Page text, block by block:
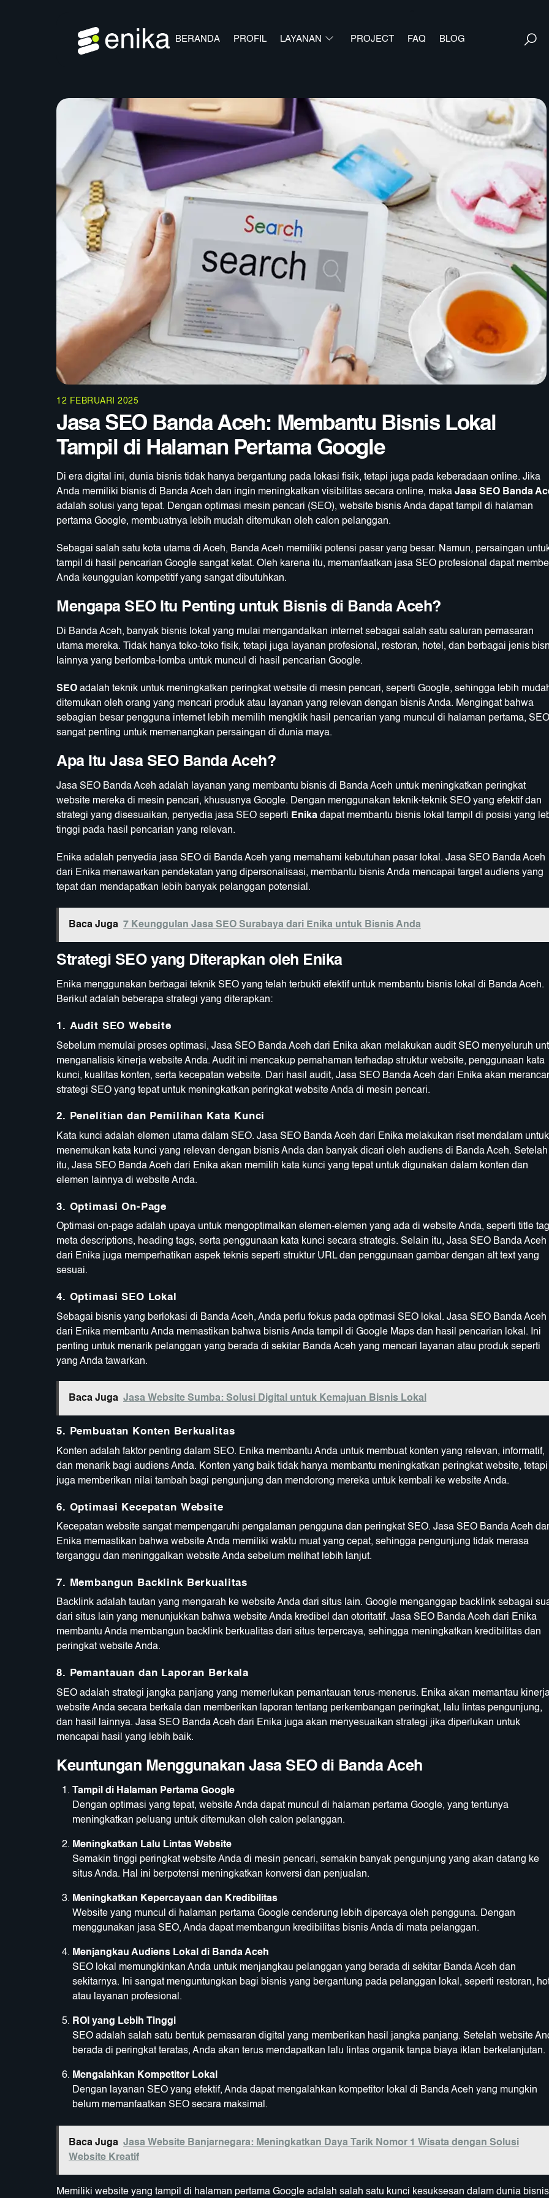
BERANDA PROFIL LAYANAN PROJECT FAQ BLOG
12 FEBRUARI 2025
Jasa SEO Banda Aceh: Membantu Bisnis Lokal
Tampil di Halaman Pertama Google
Di era digital ini, dunia bisnis tidak hanya bergantung pada lokasi fisik, tetapi juga pada keberadaan online. Jika
Anda memiliki bisnis di Banda Aceh dan ingin meningkatkan visibilitas secara online, maka Jasa SEO Banda
adalah solusi yang tepat. Dengan optimasi mesin pencari (SEO), website bisnis Anda dapat tampil di halaman
pertama Google, membuatnya lebih mudah ditemukan oleh calon pelanggan.
Sebagai salah satu kota utama di Aceh, Banda Aceh memiliki potensi pasar yang besar. Namun, persaingan
tampil di hasil pencarian Google sangat ketat. Oleh karena itu, memanfaatkan jasa SEO profesional dapat
Anda keunggulan kompetitif yang sangat dibutuhkan.
Mengapa SEO Itu Penting untuk Bisnis di Banda Aceh?
Di Banda Aceh, banyak bisnis lokal yang mulai mengandalkan internet sebagai salah satu saluran pemasaran
utama mereka. Tidak hanya toko-toko fisik, tetapi juga layanan profesional, restoran, hotel, dan berbagai jenis
lainnya yang berlomba-lomba untuk muncul di hasil pencarian Google.
SEO adalah teknik untuk meningkatkan peringkat website di mesin pencari, seperti Google, sehingga lebih
ditemukan oleh orang yang mencari produk atau layanan yang relevan dengan bisnis Anda. Mengingat bahwa
sebagian besar pengguna internet lebih memilih mengklik hasil pencarian yang muncul di halaman pertama, SEO
sangat penting untuk memenangkan persaingan di dunia maya.
Apa Itu Jasa SEO Banda Aceh?
Jasa SEO Banda Aceh adalah layanan yang membantu bisnis di Banda Aceh untuk meningkatkan peringkat
website mereka di mesin pencari, khususnya Google. Dengan menggunakan teknik-teknik SEO yang efektif dan
strategi yang disesuaikan, penyedia jasa SEO seperti Enika dapat membantu bisnis lokal tampil di posisi yang
tinggi pada hasil pencarian yang relevan.
Enika adalah penyedia jasa SEO di Banda Aceh yang memahami kebutuhan pasar lokal. Jasa SEO Banda Aceh
dari Enika menawarkan pendekatan yang dipersonalisasi, membantu bisnis Anda mencapai target audiens yang
tepat dan mendapatkan lebih banyak pelanggan potensial.
Baca Juga 7 Keunggulan Jasa SEO Surabaya dari Enika untuk Bisnis Anda
Strategi SEO yang Diterapkan oleh Enika
Enika menggunakan berbagai teknik SEO yang telah terbukti efektif untuk membantu bisnis lokal di Banda Aceh.
Berikut adalah beberapa strategi yang diterapkan:
1. Audit SEO Website
Sebelum memulai proses optimasi, Jasa SEO Banda Aceh dari Enika akan melakukan audit SEO menyeluruh
menganalisis kinerja website Anda. Audit ini mencakup pemahaman terhadap struktur website, penggunaan kata
kunci, kualitas konten, serta kecepatan website. Dari hasil audit, Jasa SEO Banda Aceh dari Enika akan
strategi SEO yang tepat untuk meningkatkan peringkat website Anda di mesin pencari.
2. Penelitian dan Pemilihan Kata Kunci
Kata kunci adalah elemen utama dalam SEO. Jasa SEO Banda Aceh dari Enika melakukan riset mendalam untuk
menemukan kata kunci yang relevan dengan bisnis Anda dan banyak dicari oleh audiens di Banda Aceh. Setelah
itu, Jasa SEO Banda Aceh dari Enika akan memilih kata kunci yang tepat untuk digunakan dalam konten dan
elemen lainnya di website Anda.
3. Optimasi On-Page
Optimasi on-page adalah upaya untuk mengoptimalkan elemen-elemen yang ada di website Anda, seperti title
meta descriptions, heading tags, serta penggunaan kata kunci secara strategis. Selain itu, Jasa SEO Banda Aceh
dari Enika juga memperhatikan aspek teknis seperti struktur URL dan penggunaan gambar dengan alt text yang
sesuai.
4. Optimasi SEO Lokal
Sebagai bisnis yang berlokasi di Banda Aceh, Anda perlu fokus pada optimasi SEO lokal. Jasa SEO Banda Aceh
dari Enika membantu Anda memastikan bahwa bisnis Anda tampil di Google Maps dan hasil pencarian lokal. Ini
penting untuk menarik pelanggan yang berada di sekitar Banda Aceh yang mencari layanan atau produk seperti
yang Anda tawarkan.
Baca Juga Jasa Website Sumba: Solusi Digital untuk Kemajuan Bisnis Lokal
5. Pembuatan Konten Berkualitas
Konten adalah faktor penting dalam SEO. Enika membantu Anda untuk membuat konten yang relevan, informatif,
dan menarik bagi audiens Anda. Konten yang baik tidak hanya membantu meningkatkan peringkat website, tetapi
juga memberikan nilai tambah bagi pengunjung dan mendorong mereka untuk kembali ke website Anda.
6. Optimasi Kecepatan Website
Kecepatan website sangat mempengaruhi pengalaman pengguna dan peringkat SEO. Jasa SEO Banda Aceh
Enika memastikan bahwa website Anda memiliki waktu muat yang cepat, sehingga pengunjung tidak merasa
terganggu dan meninggalkan website Anda sebelum melihat lebih lanjut.
7. Membangun Backlink Berkualitas
Backlink adalah tautan yang mengarah ke website Anda dari situs lain. Google menganggap backlink sebagai
dari situs lain yang menunjukkan bahwa website Anda kredibel dan otoritatif. Jasa SEO Banda Aceh dari Enika
membantu Anda membangun backlink berkualitas dari situs terpercaya, sehingga meningkatkan kredibilitas dan
peringkat website Anda.
8. Pemantauan dan Laporan Berkala
SEO adalah strategi jangka panjang yang memerlukan pemantauan terus-menerus. Enika akan memantau
website Anda secara berkala dan memberikan laporan tentang perkembangan peringkat, lalu lintas pengunjung,
dan hasil lainnya. Jasa SEO Banda Aceh dari Enika juga akan menyesuaikan strategi jika diperlukan untuk
mencapai hasil yang lebih baik.
Keuntungan Menggunakan Jasa SEO di Banda Aceh
Tampil di Halaman Pertama Google
Dengan optimasi yang tepat, website Anda dapat muncul di halaman pertama Google, yang tentunya
meningkatkan peluang untuk ditemukan oleh calon pelanggan.
Meningkatkan Lalu Lintas Website
Semakin tinggi peringkat website Anda di mesin pencari, semakin banyak pengunjung yang akan datang ke
situs Anda. Hal ini berpotensi meningkatkan konversi dan penjualan.
Meningkatkan Kepercayaan dan Kredibilitas
Website yang muncul di halaman pertama Google cenderung lebih dipercaya oleh pengguna. Dengan
menggunakan jasa SEO, Anda dapat membangun kredibilitas bisnis Anda di mata pelanggan.
Menjangkau Audiens Lokal di Banda Aceh
SEO lokal memungkinkan Anda untuk menjangkau pelanggan yang berada di sekitar Banda Aceh dan
sekitarnya. Ini sangat menguntungkan bagi bisnis yang bergantung pada pelanggan lokal, seperti restoran,
atau layanan profesional.
ROI yang Lebih Tinggi
SEO adalah salah satu bentuk pemasaran digital yang memberikan hasil jangka panjang. Setelah website
berada di peringkat teratas, Anda akan terus mendapatkan lalu lintas organik tanpa biaya iklan berkelanjutan.
Mengalahkan Kompetitor Lokal
Dengan layanan SEO yang efektif, Anda dapat mengalahkan kompetitor lokal di Banda Aceh yang mungkin
belum memanfaatkan SEO secara maksimal.
Baca Juga Jasa Website Banjarnegara: Meningkatkan Daya Tarik Nomor 1 Wisata dengan Solusi
Website Kreatif
Memiliki website yang tampil di halaman pertama Google adalah salah satu kunci kesuksesan dalam dunia bisnis
Top